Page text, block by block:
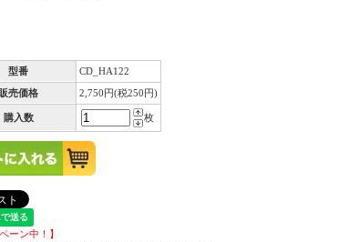
型番
CD_HA122
販売価格
2,750円(税250円)
購入数 枚
ーン中！】